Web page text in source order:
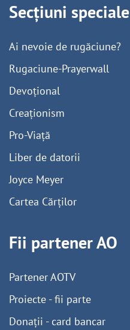
Secțiuni speciale
Ai nevoie de rugăciune?
Rugaciune-Prayerwall
Devoțional
Creaționism
Pro-Viață
Liber de datorii
Joyce Meyer
Cartea Cărților
Fii partener AO
Partener AOTV
Proiecte - fii parte
Donații - card bancar